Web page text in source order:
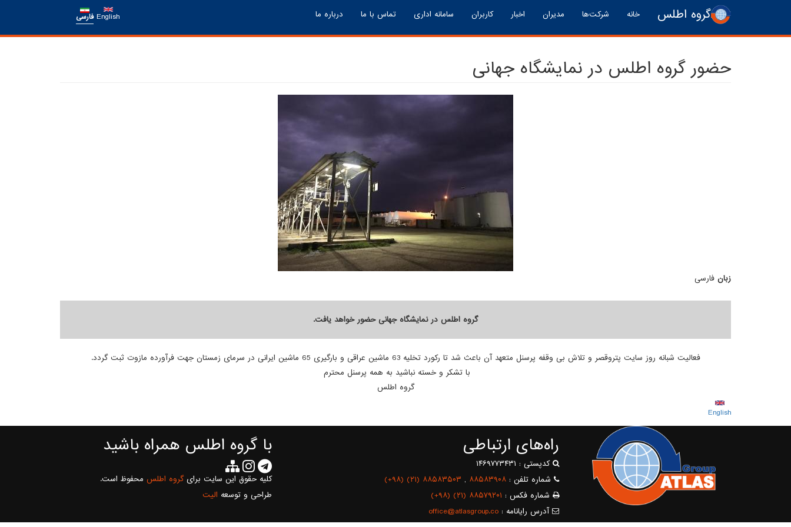
رفتن به محتوای اصلی
گروه اطلس خانه شرکت‌ها مدیران اخبار کاربران سامانه اداری تماس با ما درباره ما English فارسی
حضور گروه اطلس در نمایشگاه جهانی
زبان فارسی
گروه اطلس در نمایشگاه جهانی حضور خواهد یافت.
فعالیت شبانه روز سایت پتروقصر و تلاش بی وقفه پرسنل متعهد آن باعث شد تا رکورد تخلیه 63 ماشین عراقی و بارگیری 65 ماشین ایرانی در سرمای زمستان جهت فرآورده مازوت ثبت گردد.
با تشکر و خسته نباشید به همه پرسنل محترم
گروه اطلس
English
راه‌های ارتباطی
کدپستی : ۱۴۶۹۷۷۳۴۳۱
شماره تلفن :
(+۹۸) (۲۱) ۸۸۵۸۳۵۰۳ , ۸۸۵۸۳۹۰۸
شماره فکس : (+۹۸) (۲۱) ۸۸۵۷۹۲۰۱
آدرس رايانامه :office@atlasgroup.co
با گروه اطلس همراه باشید
کلیه حقوق این سایت برایگروه اطلس محفوظ است.
طراحی و توسعه الیت